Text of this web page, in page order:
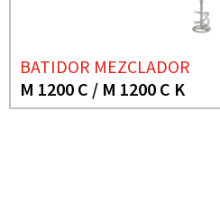
BATIDOR MEZCLADOR
M 1200 C / M 1200 C K